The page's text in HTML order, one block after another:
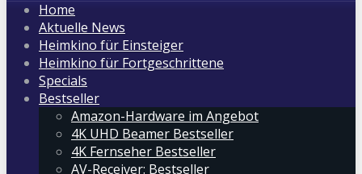
Home
Aktuelle News
Heimkino für Einsteiger
Heimkino für Fortgeschrittene
Specials
Bestseller
Amazon-Hardware im Angebot
4K UHD Beamer Bestseller
4K Fernseher Bestseller
AV-Receiver: Bestseller